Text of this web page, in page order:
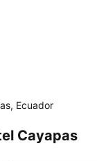
Ecuador
Cayapas